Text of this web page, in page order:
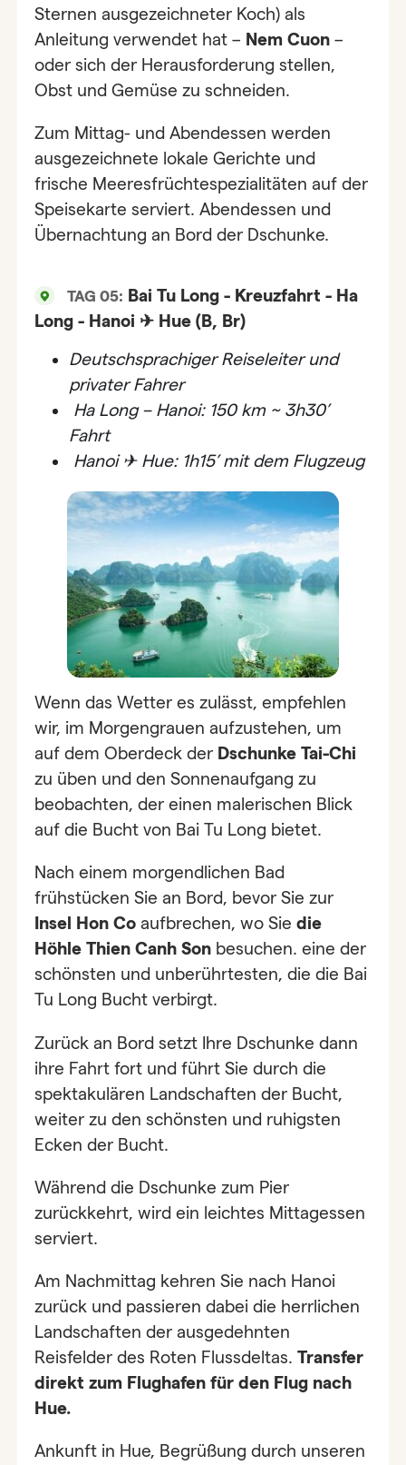
Sternen ausgezeichneter Koch) als
Anleitung verwendet hat – Nem Cuon –
oder sich der Herausforderung stellen,
Obst und Gemüse zu schneiden.
Zum Mittag- und Abendessen werden
ausgezeichnete lokale Gerichte und
frische Meeresfrüchtespezialitäten auf der
Speisekarte serviert. Abendessen und
Übernachtung an Bord der Dschunke.
TAG 05: Bai Tu Long - Kreuzfahrt - Ha
Long - Hanoi ✈ Hue (B, Br)
Deutschsprachiger Reiseleiter und
privater Fahrer
Ha Long – Hanoi: 150 km ~ 3h30’
Fahrt
Hanoi ✈ Hue: 1h15’ mit dem Flugzeug
Wenn das Wetter es zulässt, empfehlen
wir, im Morgengrauen aufzustehen, um
auf dem Oberdeck der Dschunke Tai-Chi
zu üben und den Sonnenaufgang zu
beobachten, der einen malerischen Blick
auf die Bucht von Bai Tu Long bietet.
Nach einem morgendlichen Bad
frühstücken Sie an Bord, bevor Sie zur
Insel Hon Co aufbrechen, wo Sie die
Höhle Thien Canh Son besuchen. eine der
schönsten und unberührtesten, die die Bai
Tu Long Bucht verbirgt.
Zurück an Bord setzt Ihre Dschunke dann
ihre Fahrt fort und führt Sie durch die
spektakulären Landschaften der Bucht,
weiter zu den schönsten und ruhigsten
Ecken der Bucht.
Während die Dschunke zum Pier
zurückkehrt, wird ein leichtes Mittagessen
serviert.
Am Nachmittag kehren Sie nach Hanoi
zurück und passieren dabei die herrlichen
Landschaften der ausgedehnten
Reisfelder des Roten Flussdeltas.Transfer
direkt zum Flughafen für den Flug nach
Hue.
Ankunft in Hue, Begrüßung durch unseren